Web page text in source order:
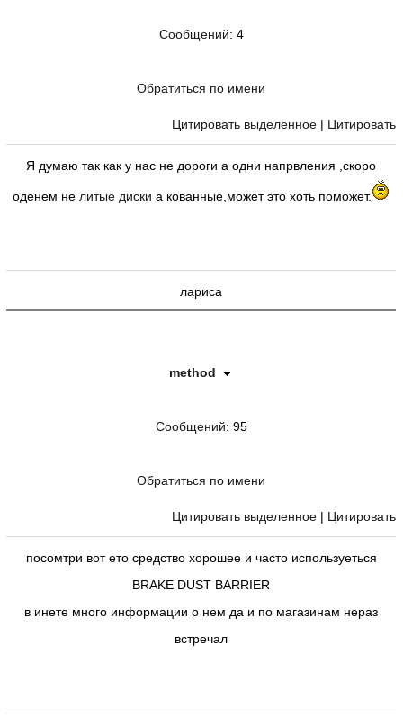
Сообщений: 4
Обратиться по имени
Цитировать выделенное | Цитировать
Я думаю так как у нас не дороги а одни напрвления ,скоро
оденем не литые диски а кованные,может это хоть поможет.
лариса
method
Сообщений: 95
Обратиться по имени
Цитировать выделенное | Цитировать
посомтри вот ето средство хорошее и часто используеться
BRAKE DUST BARRIER
в инете много информации о нем да и по магазинам нераз
встречал